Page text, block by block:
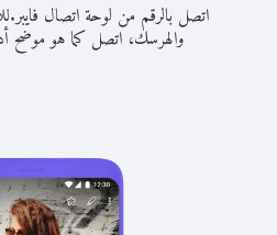
اتصل بالرقم من لوحة اتصال فايبر.
والهرسك، اتصل كما هو موضح